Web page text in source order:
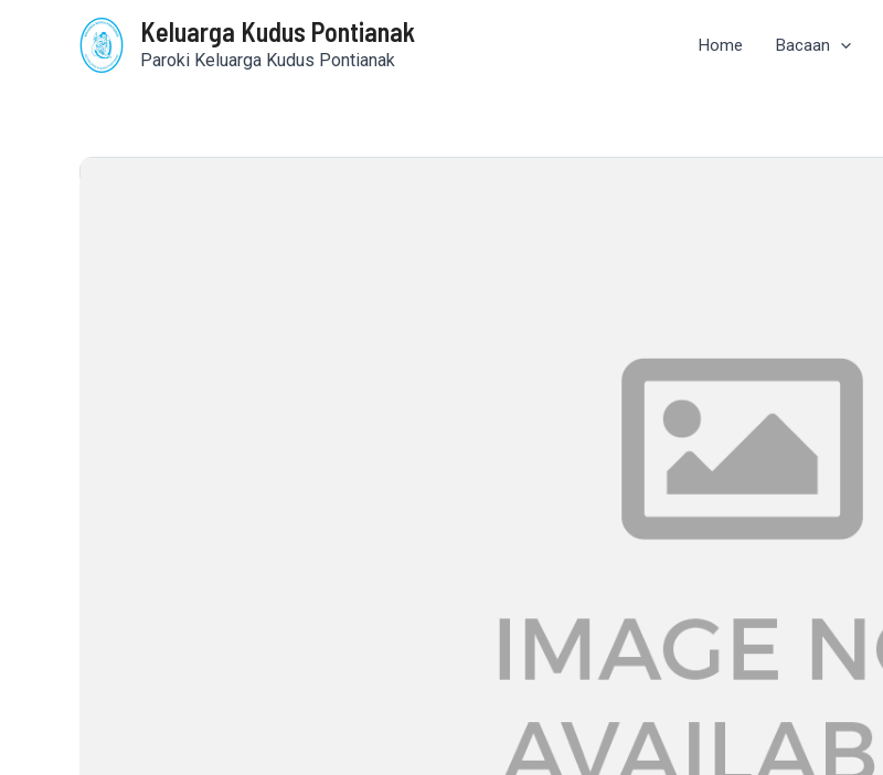
Keluarga Kudus Pontianak
Paroki Keluarga Kudus Pontianak
Home Bacaan